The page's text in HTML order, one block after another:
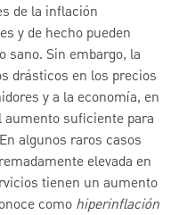
de la inflación
y de hecho pueden
Sin embargo, la
drásticos en los precios
y a la economía, en
suficiente para
algunos raros casos
elevada en
tienen un aumento
como hiperinflación